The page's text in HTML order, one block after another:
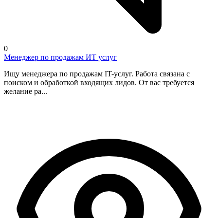
0
Менеджер по продажам ИТ услуг
Ищу менеджера по продажам IT-услуг. Работа связана с
поиском и обработкой входящих лидов. От вас требуется
желание ра...